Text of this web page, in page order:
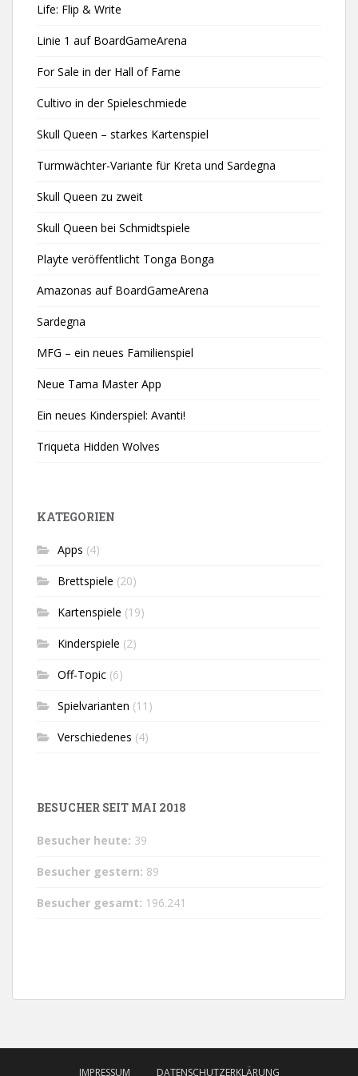
Life: Flip & Write
Linie 1 auf BoardGameArena
For Sale in der Hall of Fame
Cultivo in der Spieleschmiede
Skull Queen – starkes Kartenspiel
Turmwächter-Variante für Kreta und Sardegna
Skull Queen zu zweit
Skull Queen bei Schmidtspiele
Playte veröffentlicht Tonga Bonga
Amazonas auf BoardGameArena
Sardegna
MFG – ein neues Familienspiel
Neue Tama Master App
Ein neues Kinderspiel: Avanti!
Triqueta Hidden Wolves
KATEGORIEN
Apps (4)
Brettspiele (20)
Kartenspiele (19)
Kinderspiele (2)
Off-Topic (6)
Spielvarianten (11)
Verschiedenes (4)
BESUCHER SEIT MAI 2018
Besucher heute: 39
Besucher gestern: 89
Besucher gesamt: 196.241
IMPRESSUM DATENSCHUTZERKLÄRUNG